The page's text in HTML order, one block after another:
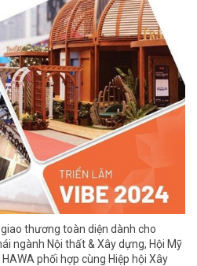
thương toàn diện dành cho
ngành Nội thất & Xây dựng, Hội Mỹ
phối hợp cùng Hiệp hội Xây